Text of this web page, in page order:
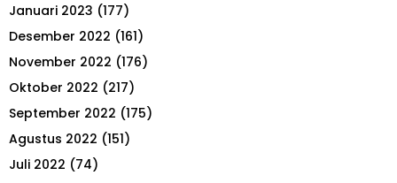
Januari 2023 (177)
Desember 2022 (161)
November 2022 (176)
Oktober 2022 (217)
September 2022 (175)
Agustus 2022 (151)
Juli 2022 (74)